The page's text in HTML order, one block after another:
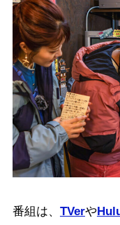
番組は、 TVerや